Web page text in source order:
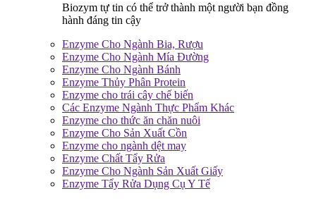
Biozym tự tin có thể trở thành một người bạn đồng
hành đáng tin cậy
Enzyme Cho Ngành Bia, Rượu
Enzyme Cho Ngành Mía Đường
Enzyme Cho Ngành Bánh
Enzyme Thủy Phân Protein
Enzyme cho trái cây chế biến
Các Enzyme Ngành Thực Phẩm Khác
Enzyme cho thức ăn chăn nuôi
Enzyme Cho Sản Xuất Cồn
Enzyme cho ngành dệt may
Enzyme Chất Tẩy Rửa
Enzyme Cho Ngành Sản Xuất Giấy
Enzyme Tẩy Rửa Dụng Cụ Y Tế